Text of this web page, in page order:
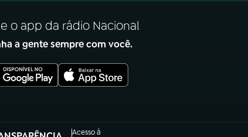
o app da rádio Nacional
a gente sempre com você.
Acesso à